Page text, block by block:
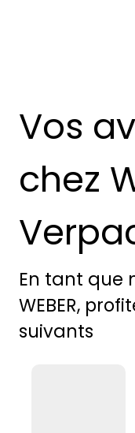
Vos
chez
En tant que
WEBER,
suivants